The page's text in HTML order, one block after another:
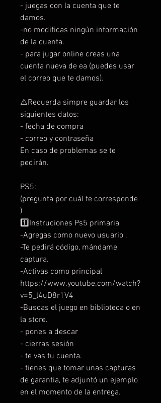
- juegas con la cuenta que te
damos.
-no modificas ningún información
de la cuenta.
- para jugar online creas una
cuenta nueva de ea (puedes usar
el correo que te damos).
⚠️Recuerda simpre guardar los
siguientes datos:
- fecha de compra
- correo y contraseña
En caso de problemas se te
pedirán.
PS5:
(pregunta por cuál te corresponde
)
1️⃣Instruciones Ps5 primaria
-Agregas como nuevo usuario .
-Te pedirá código, mándame
captura.
-Activas como principal
https://www.youtube.com/watch?
v=5_l4uD8r1V4
-Buscas el juego en biblioteca o en
la store.
- pones a descar
- cierras sesión
- te vas tu cuenta.
- tienes que tomar unas capturas
de garantia, te adjuntó un ejemplo
en el momento de la entrega.